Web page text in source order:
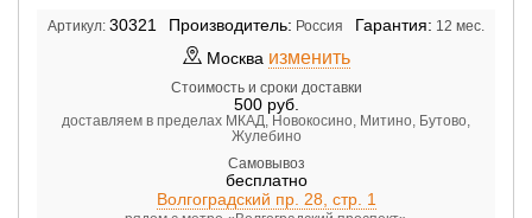
Артикул: 30321 Производитель: Россия Гарантия: 12 мес.
Москва изменить
Стоимость и сроки доставки
500руб.
доставляем в пределах МКАД, Новокосино, Митино, Бутово,
Жулебино
Самовывоз
бесплатно
Волгоградский пр. 28, стр. 1